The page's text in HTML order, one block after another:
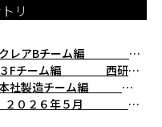
リ
研の３Ｓ活動（整理・整頓・清掃
の３Ｓ活動（整理・整頓・清掃）
の３Ｓ活動（整理・整頓・清掃
月 切削工具を考える西研より